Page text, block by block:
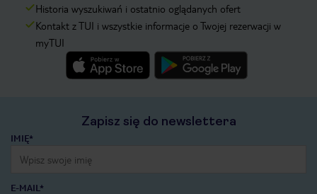
Historia wyszukiwań i ostatnio oglądanych ofert
Kontakt z TUI i wszystkie informacje o Twojej rezerwacji w
myTUI
Zapisz się do newslettera
IMIĘ*
E-MAIL*